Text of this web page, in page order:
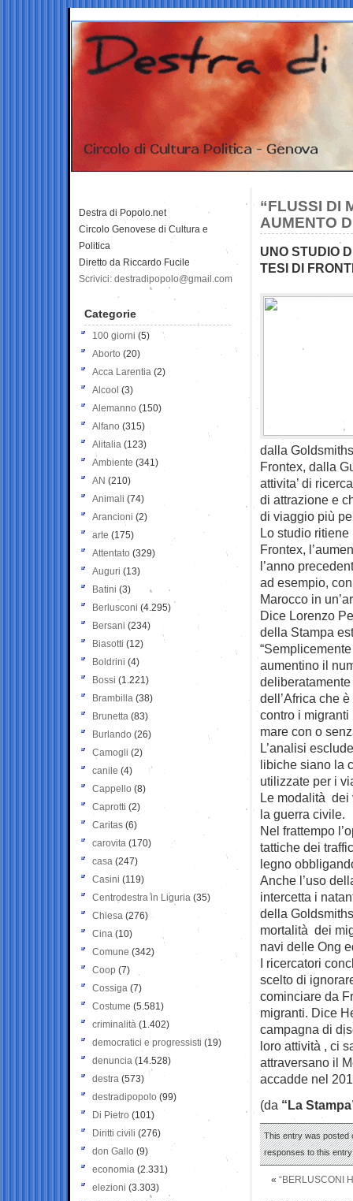
“FLUSSI DI
AUMENTO
UNO STUDIO
TESI DI
dalla
Frontex, dalla
attivita’ di
di attrazione e
di viaggio più
Lo studio
Frontex,
l’anno
ad esempio,
Marocco in
Dice Lorenzo
della Stampa
aumentino il
dell’Africa che
contro i
mare con o
L’analisi
libiche siano la
utilizzate per i
Le modalità dei
la guerra civile.
Nel frattempo
tattiche dei
legno
Anche l’uso
intercetta i
della
mortalità dei
navi delle Ong
I ricercatori
scelto di
cominciare da
migranti. Dice
campagna di
loro attività , ci
attraversano il
accadde nel
(da “La
This entry was posted
responses to this
« “BERLUSCONI
Destra di Popolo.net
Circolo Genovese di Cultura e
Politica
Diretto da Riccardo Fucile
Scrivici: destradipopolo@gmail.com
Categorie
100 giorni (5)
Aborto (20)
Acca Larentia (2)
Alcool (3)
Alemanno (150)
Alfano (315)
Alitalia (123)
Ambiente (341)
AN (210)
Animali (74)
Arancioni (2)
arte (175)
Attentato (329)
Auguri (13)
Batini (3)
Berlusconi (4.295)
Bersani (234)
Biasotti (12)
Boldrini (4)
Bossi (1.221)
Brambilla (38)
Brunetta (83)
Burlando (26)
Camogli (2)
canile (4)
Cappello (8)
Caprotti (2)
Caritas (6)
carovita (170)
casa (247)
Casini (119)
Centrodestra in Liguria (35)
Chiesa (276)
Cina (10)
Comune (342)
Coop (7)
Cossiga (7)
Costume (5.581)
criminalità (1.402)
democratici e progressisti (19)
denuncia (14.528)
destra (573)
destradipopolo (99)
Di Pietro (101)
Diritti civili (276)
don Gallo (9)
economia (2.331)
elezioni (3.303)